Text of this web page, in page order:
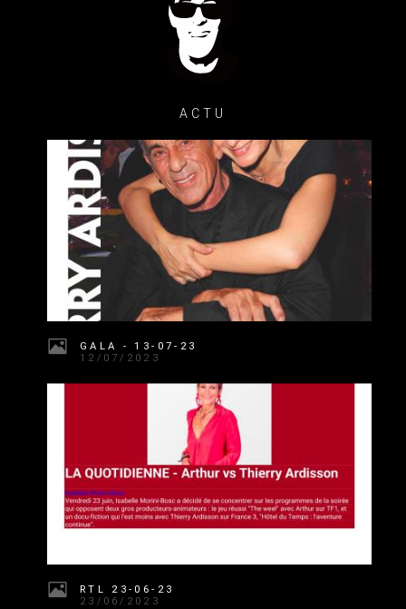
ACTU
GALA - 13-07-23
12/07/2023
RTL 23-06-23
23/06/2023